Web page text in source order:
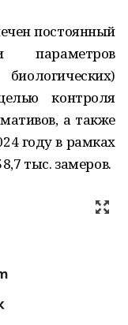
постоянный
параметров
контроля
а также
году в рамках
тыс. замеров.